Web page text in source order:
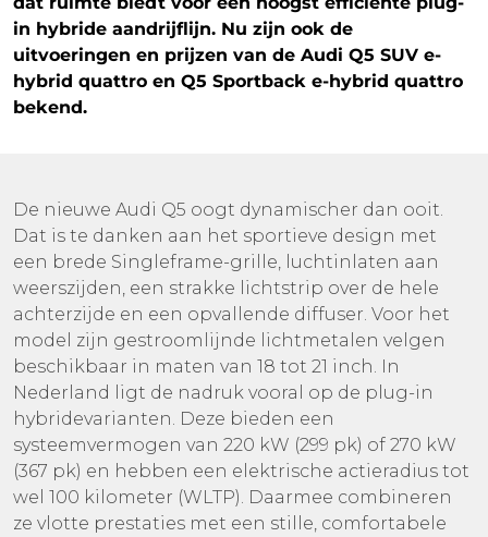
in hybride aandrijflijn. Nu zijn ook de
uitvoeringen en prijzen van de Audi Q5 SUV e-
hybrid quattro en Q5 Sportback e-hybrid quattro
bekend.
De nieuwe Audi Q5 oogt dynamischer dan ooit.
Dat is te danken aan het sportieve design met
een brede Singleframe-grille, luchtinlaten aan
weerszijden, een strakke lichtstrip over de hele
achterzijde en een opvallende diffuser. Voor het
model zijn gestroomlijnde lichtmetalen velgen
beschikbaar in maten van 18 tot 21 inch. In
Nederland ligt de nadruk vooral op de plug-in
hybridevarianten. Deze bieden een
systeemvermogen van 220 kW (299 pk) of 270 kW
(367 pk) en hebben een elektrische actieradius tot
wel 100 kilometer (WLTP). Daarmee combineren
ze vlotte prestaties met een stille, comfortabele